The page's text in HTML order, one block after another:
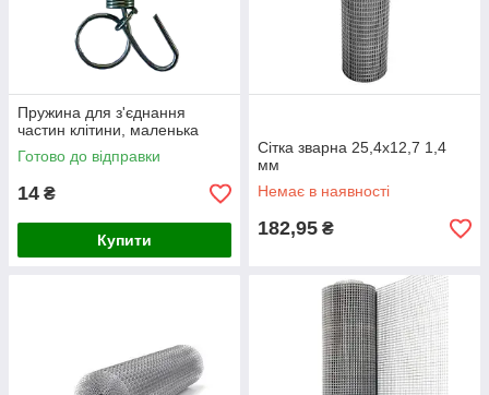
Пружина для з'єднання
частин клітини, маленька
Готово до відправки
14 ₴
Купити
Сітка зварна 25,4х12,7 1,4
мм
Немає в наявності
182,95 ₴